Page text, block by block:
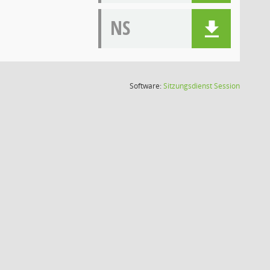
NS
Software:SitzungsdienstSession(Wird in